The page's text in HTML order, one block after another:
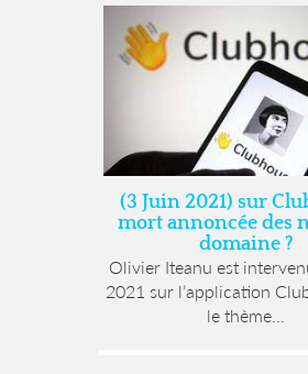
(3 Juin 2021) sur
mort annoncée des
domaine ?
Olivier Iteanu est
2021 sur l’application
le thème...